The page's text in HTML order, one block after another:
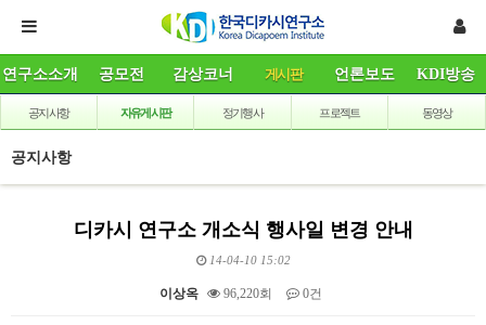
연구소소개 공모전 감상코너 게시판 언론보도 KDI방송
공지사항 자유게시판 정기행사 프로젝트 동영상
공지사항
디카시 연구소 개소식 행사일 변경 안내
14-04-10 15:02
이상옥 96,220회 0건